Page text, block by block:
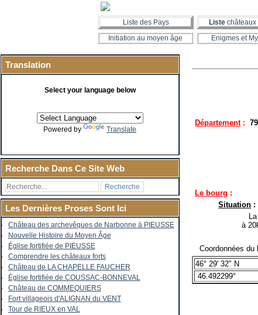
Liste des Pays Liste châteaux
Initiation au moyen âge
Enigmes et
Translation
Select your language below
Powered by Translate
Recherche Dans Ce Site Web
Les Dernières Proses Sont Ici
Château des archevêques de Narbonne à PIEUSSE
Nouvelle Histoire du Moyen Âge
Église fortifiée de PIEUSSE
Comprendre les châteaux forts
Château de LA CHAPELLE FAUCHER
Église fortifiée de COUSSAC-BONNEVAL
Château de COMMEQUIERS
Fort villageois d'ALIGNAN du VENT
Tour de RIEUX en VAL
Département:
Le bourg :
Situation :
La
à
Coordonnées du
46° 29' 32" N
46.492299°